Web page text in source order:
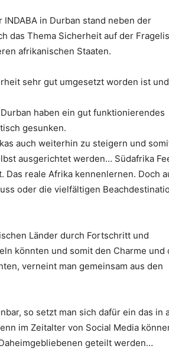
in Durban stand neben der
das Thema Sicherheit auf der
afrikanischen Staaten.
sehr gut umgesetzt worden ist
haben ein gut funktionierendes
gesunken.
auch weiterhin zu steigern und
ausgerichtet werden… Südafrika
reale Afrika kennenlernen. Doch
oder die vielfältigen
Länder durch Fortschritt und
könnten und somit den Charme und
verneint man gemeinsam aus den
so setzt man sich dafür ein das in
im Zeitalter von Social Media
geteilt werden…